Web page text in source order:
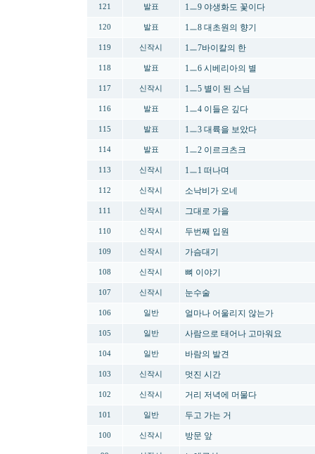
121 발표 1ㅡ9 야생화도 꽃이다
120 발표 1ㅡ8 대초원의 향기
119 신작시 1ㅡ7바이칼의 한
118 발표 1ㅡ6 시베리아의 별
117 신작시 1ㅡ5 별이 된 스님
116 발표 1ㅡ4 이들은 깊다
115 발표 1ㅡ3 대륙을 보았다
114 발표 1ㅡ2 이르크츠크
113 신작시 1ㅡ1 떠나며
112 신작시 소낙비가 오네
111 신작시 그대로 가을
110 신작시 두번째 입원
109 신작시 가슴대기
108 신작시 뼈 이야기
107 신작시 눈수술
106 일반 얼마나 어울리지 않는가
105 일반 사람으로 태어나 고마워요
104 일반 바람의 발견
103 신작시 멋진 시간
102 신작시 거리 저녁에 머물다
101 일반 두고 가는 거
100 신작시 방문 앞